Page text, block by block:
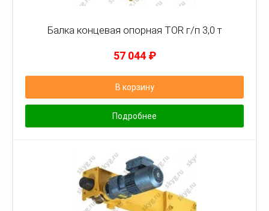
Балка концевая опорная TOR г/п 3,0 т
57 044 ₽
В корзину
Подробнее